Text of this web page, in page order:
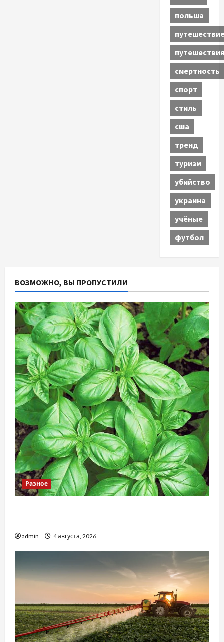
польша
смертность
спорт
стиль
сша
тренд
туризм
убийство
украина
учёные
футбол
ВОЗМОЖНО, ВЫ ПРОПУСТИЛИ
Разное
admin 4 августа, 2026